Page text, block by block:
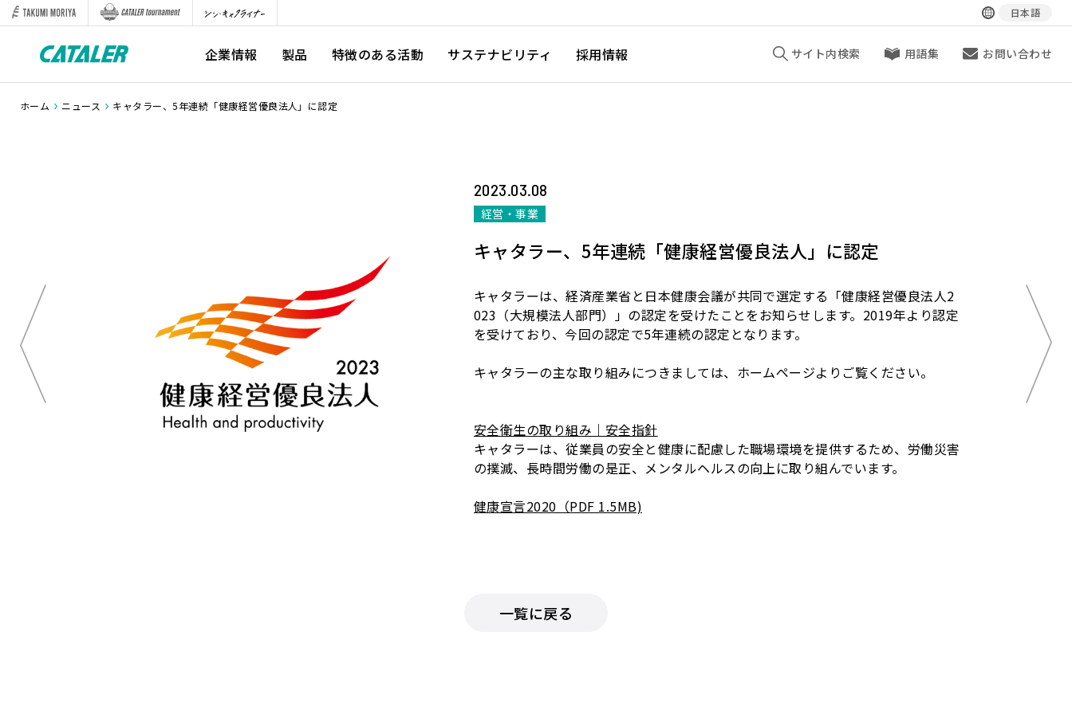
日本語
企業情報 製品 特徴のある活動 サステナビリティ 採用情報 サイト内検索 用語集 お問い合わせ
ホーム ニュース キャタラー、5年連続「健康経営優良法人」に認定
2023.03.08
経営・事業
キャタラー、5年連続「健康経営優良法人」に認定
キャタラーは、経済産業省と日本健康会議が共同で選定する「健康経営優良法人2
023（大規模法人部門）」の認定を受けたことをお知らせします。2019年より認定
を受けており、今回の認定で5年連続の認定となります。
キャタラーの主な取り組みにつきましては、ホームページよりご覧ください。
安全衛生の取り組み｜安全指針
キャタラーは、従業員の安全と健康に配慮した職場環境を提供するため、労働災害
の撲滅、長時間労働の是正、メンタルヘルスの向上に取り組んでいます。
健康宣言2020（PDF 1.5MB)
一覧に戻る